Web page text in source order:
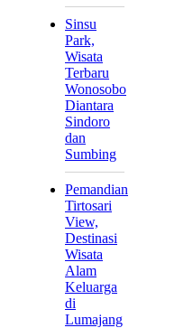
Sinsu
Park,
Wisata
Terbaru
Wonosobo
Diantara
Sindoro
dan
Sumbing
Pemandian
Tirtosari
View,
Destinasi
Wisata
Alam
Keluarga
di
Lumajang